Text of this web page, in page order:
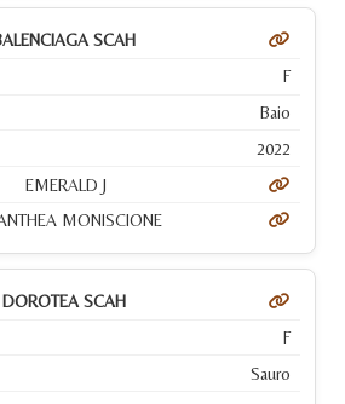
SCAH
F
Baio
2022
EMERALD J
MONISCIONE
DOROTEA SCAH
F
Sauro